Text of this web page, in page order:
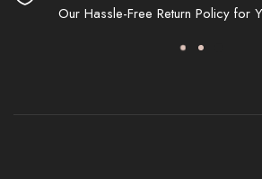
Our Hassle-Free Return Policy for